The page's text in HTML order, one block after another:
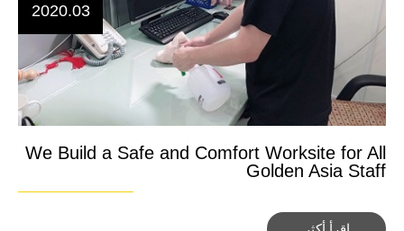
2020.03
We Build a Safe and Comfort Worksite for All
Golden Asia Staff